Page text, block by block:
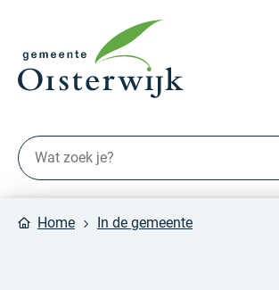
Home In de gemeente